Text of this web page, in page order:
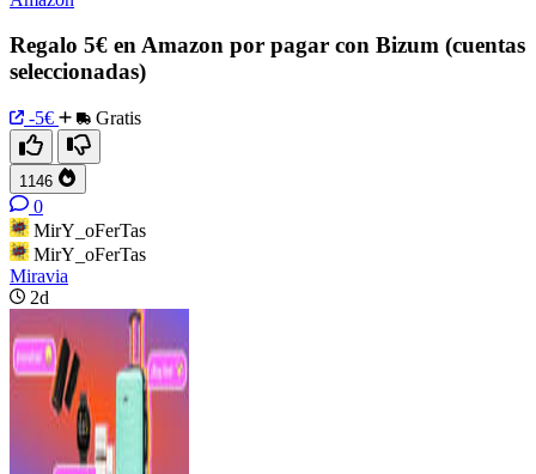
Regalo 5€ en Amazon por pagar con Bizum (cuentas
seleccionadas)
-5€ Gratis
1146
0
MirY_oFerTas
MirY_oFerTas
Miravia
2d